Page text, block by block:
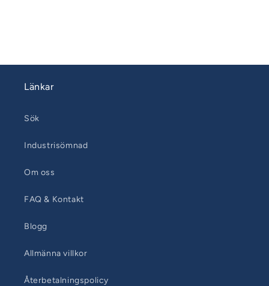
Länkar
Sök
Industrisömnad
Om oss
FAQ & Kontakt
Blogg
Allmänna villkor
Återbetalningspolicy